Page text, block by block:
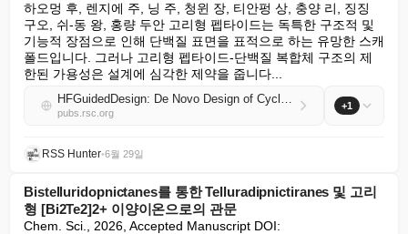
하오멍 후, 렌지에 주, 닝 주, 청윈 장, 티안펑 상, 충양 리, 징징
구오, 쉬-동 왕, 홍량 두안 고리형 펩타이드는 독특한 구조적 및
기능적 장점으로 인해 단백질 표면을 표적으로 하는 유망한 스캐
폴드입니다. 그러나 고리형 펩타이드-단백질 복합체 구조의 제
한된 가용성은 설계에 심각한 제약을 줍니다...
HFGuidedDesign: De Novo Design of Cyclic Peptide Binders via Structure-Guided Discrete Diffusion
pubs.rsc.org
+1
RSS Hunter•6월 29일
Bistelluridopnictanes를 통한 Telluradipnictiranes 및 고리
형 [Bi2Te2]2+ 이양이온으로의 관문
Chem. Sci., 2026, Accepted Manuscript DOI: